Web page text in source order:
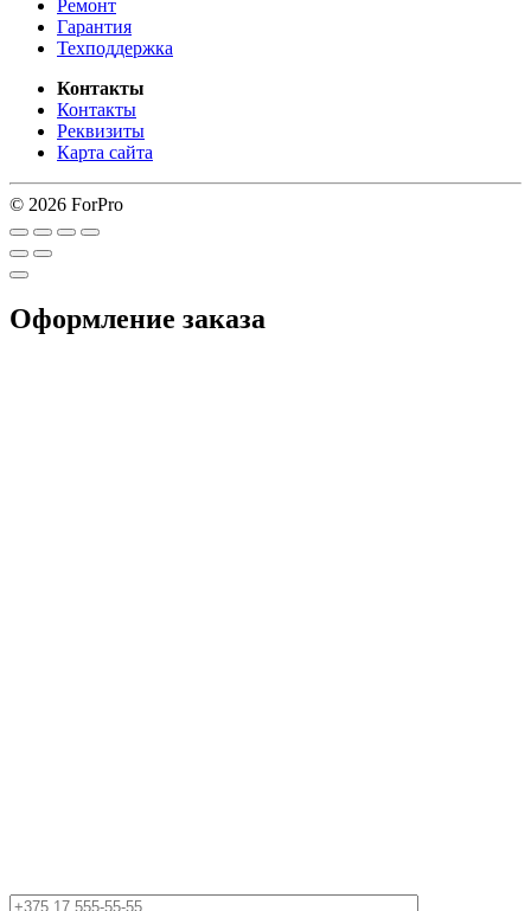
Ремонт
Гарантия
Техподдержка
Контакты
Контакты
Реквизиты
Карта сайта
© 2026 ForPro
Оформление заказа